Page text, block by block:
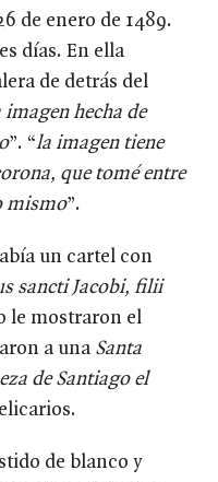
de enero de 1489.
días. En ella
de detrás del
imagen hecha de
”. “la imagen tiene
que tomé entre
mismo”.
un cartel con
sancti Jacobi, filii
le mostraron el
a una Santa
de Santiago el
de blanco y